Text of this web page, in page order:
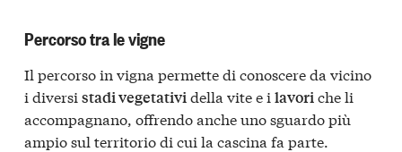
Percorso tra le vigne
Il percorso in vigna permette di conoscere da vicino
i diversi stadi vegetatividella vite e i lavoriche li
accompagnano, offrendo anche uno sguardo più
ampio sul territorio di cui la cascina fa parte.